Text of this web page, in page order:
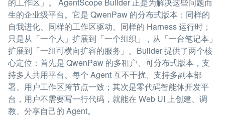
生的企业级平台。它是 QwenPaw 的分布式版本：同样的
自我进化、同样的工作区驱动、同样的 Harness 运行时；
只是从「一个人」扩展到「一个组织」，从「一台笔记本」
扩展到「一组可横向扩容的服务」。Builder 提供了两个核
心定位：首先是 QwenPaw 的多租户、可分布式版本，支
持多人共用平台、每个 Agent 互不干扰、支持多副本部
署、用户工作区跨节点一致；其次是零代码智能体开发平
台，用户不需要写一行代码，就能在 Web UI 上创建、调
教、分享自己的 Agent。